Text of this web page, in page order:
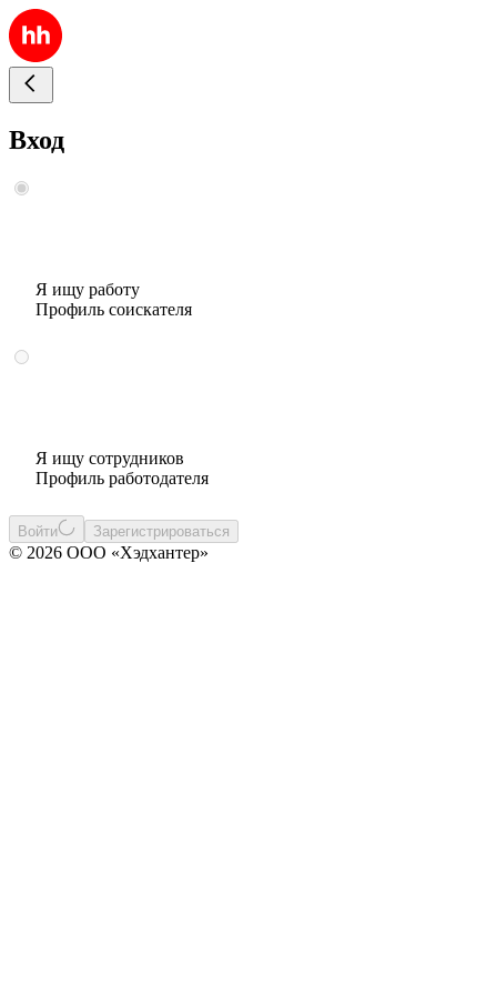
Вход
Я ищу работу
Профиль соискателя
Я ищу сотрудников
Профиль работодателя
Войти Зарегистрироваться
© 2026 ООО «Хэдхантер»